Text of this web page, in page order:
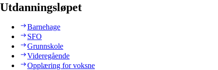
Utdanningsløpet
Barnehage
SFO
Grunnskole
Videregående
Opplæring for voksne